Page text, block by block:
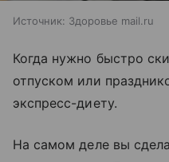
Источник: Здоровье mail.ru
Когда нужно быстро
отпуском или
экспресс-диету.
На самом деле вы